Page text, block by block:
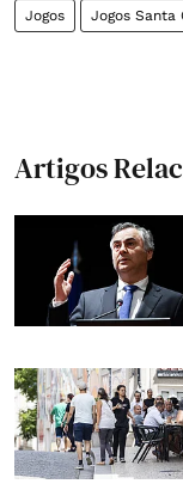
Jogos Jogos Santa
Artigos